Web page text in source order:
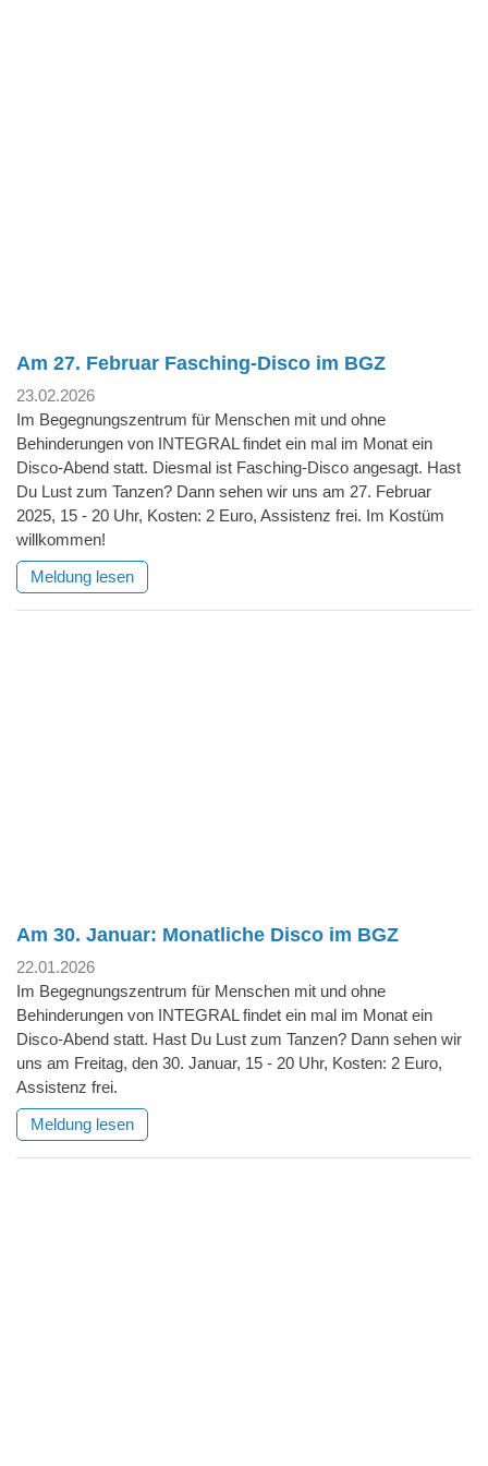
Am 27. Februar Fasching-Disco im BGZ
23.02.2026
Im Begegnungszentrum für Menschen mit und ohne
Behinderungen von INTEGRAL findet ein mal im Monat ein
Disco-Abend statt. Diesmal ist Fasching-Disco angesagt. Hast
Du Lust zum Tanzen? Dann sehen wir uns am 27. Februar
2025, 15 - 20 Uhr, Kosten: 2 Euro, Assistenz frei. Im Kostüm
willkommen!
Meldung lesen
Am 30. Januar: Monatliche Disco im BGZ
22.01.2026
Im Begegnungszentrum für Menschen mit und ohne
Behinderungen von INTEGRAL findet ein mal im Monat ein
Disco-Abend statt. Hast Du Lust zum Tanzen? Dann sehen wir
uns am Freitag, den 30. Januar, 15 - 20 Uhr, Kosten: 2 Euro,
Assistenz frei.
Meldung lesen